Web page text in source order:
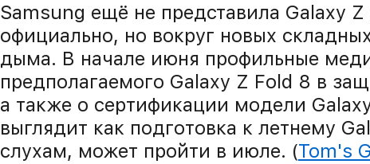
Samsung ещё не представила Galaxy
официально, но вокруг новых
дыма. В начале июня профильные
предполагаемого Galaxy Z Fold 8 в
а также о сертификации модели
выглядит как подготовка к летнему
слухам, может пройти в июле. (Tom's